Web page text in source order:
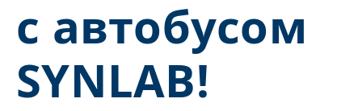
с автобусом
SYNLAB!